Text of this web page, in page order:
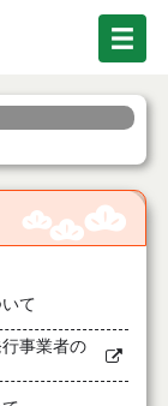
て
事業者の